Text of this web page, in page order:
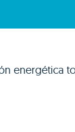
energética